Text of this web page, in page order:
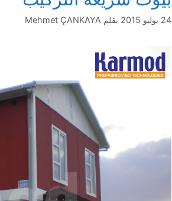
24 يوليو 2015 بقلم Mehmet ÇANKAYA